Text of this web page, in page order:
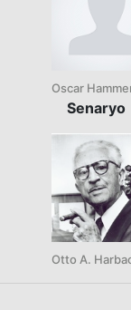
Oscar
Senaryo
Otto A.